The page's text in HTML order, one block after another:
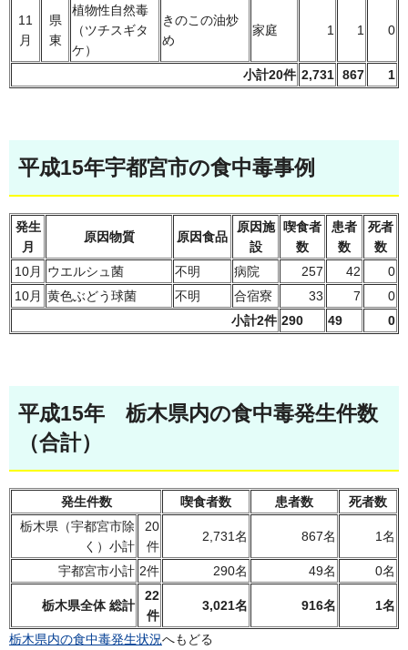
11
月
県
東
植物性自然毒
（ツチスギタ
ケ）
きのこの油炒
め
家庭 1 1 0
小計20件 2,731 867 1
平成15年宇都宮市の食中毒事例
発生
月
原因物質 原因食品
原因施
設
喫食者
数
患者
数
死者
数
10月
ウエルシュ菌 不明 病院 257 42
0
10月 黄色ぶどう球菌 不明 合宿寮 33 7
0
小計2件 290 49 0
平成15年 栃木県内の食中毒発生件数
（合計）
発生件数 喫食者数 患者数
死者数
栃木県（宇都宮市除
く）小計
20
件
2,731名 867名 1名
宇都宮市小計 2件 290名 49名 0名
栃木県全体 総計
22
件
3,021名 916名 1名
栃木県内の食中毒発生状況へもどる